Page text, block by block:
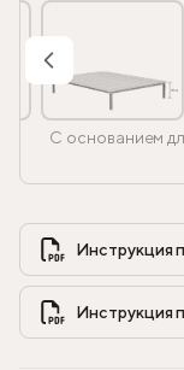
С основанием